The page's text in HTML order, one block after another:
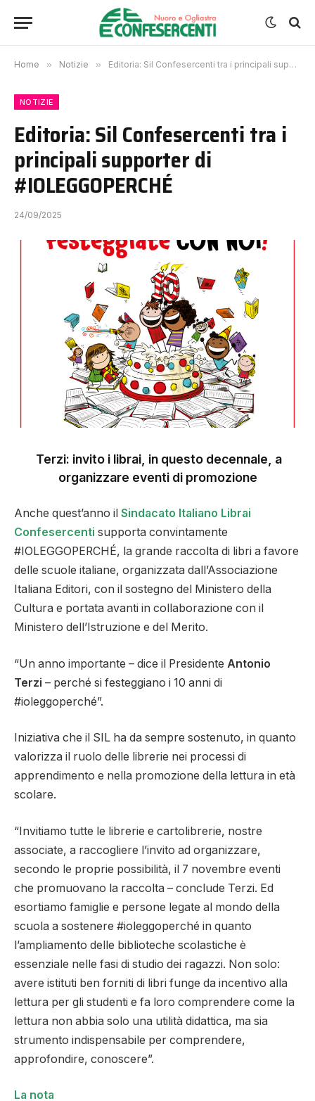
Home » Notizie » Editoria: Sil Confesercenti tra i principali supporter di #IOLEGGOPERCHÉ
NOTIZIE
Editoria: Sil Confesercenti tra i
principali supporter di
#IOLEGGOPERCHÉ
24/09/2025
Terzi: invito i librai, in questo decennale, a
organizzare eventi di promozione
Anche quest’anno il Sindacato Italiano Librai
Confesercenti supporta convintamente
#IOLEGGOPERCHÉ, la grande raccolta di libri a favore
delle scuole italiane, organizzata dall’Associazione
Italiana Editori, con il sostegno del Ministero della
Cultura e portata avanti in collaborazione con il
Ministero dell’Istruzione e del Merito.
“Un anno importante – dice il Presidente Antonio
Terzi – perché si festeggiano i 10 anni di
#ioleggoperché”.
Iniziativa che il SIL ha da sempre sostenuto, in quanto
valorizza il ruolo delle librerie nei processi di
apprendimento e nella promozione della lettura in età
scolare.
“Invitiamo tutte le librerie e cartolibrerie, nostre
associate, a raccogliere l’invito ad organizzare,
secondo le proprie possibilità, il 7 novembre eventi
che promuovano la raccolta – conclude Terzi. Ed
esortiamo famiglie e persone legate al mondo della
scuola a sostenere #ioleggoperché in quanto
l’ampliamento delle biblioteche scolastiche è
essenziale nelle fasi di studio dei ragazzi. Non solo:
avere istituti ben forniti di libri funge da incentivo alla
lettura per gli studenti e fa loro comprendere come la
lettura non abbia solo una utilità didattica, ma sia
strumento indispensabile per comprendere,
approfondire, conoscere”.
La nota